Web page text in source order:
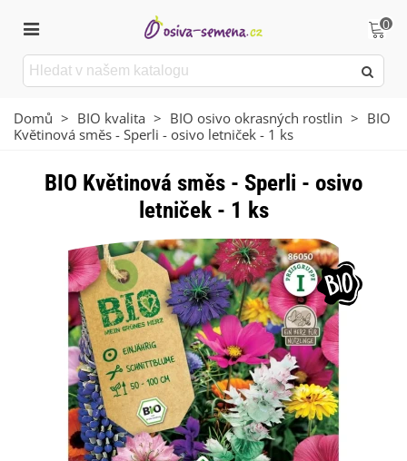
0
Domů > BIO kvalita > BIO osivo okrasných rostlin > BIO
Květinová směs - Sperli - osivo letniček - 1 ks
BIO Květinová směs - Sperli - osivo
letniček - 1 ks